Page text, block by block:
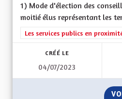
1) Mode d'élection des
moitié élus représentant les
Filtrer les résultats de la
Les services publics en
CRÉÉ LE
04/07/2023